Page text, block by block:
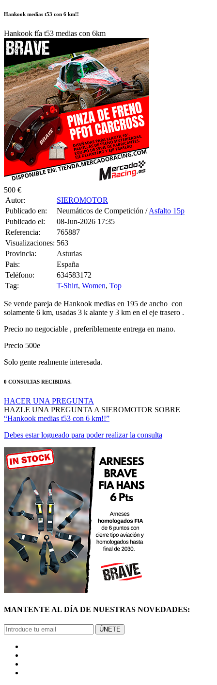
Hankook medias t53 con 6 km!!
Hankook fía t53 medias con 6km
500 €
Autor:
SIEROMOTOR
Publicado en:
Neumáticos de Competición /Asfalto 15p
Publicado el:
08-Jun-2026 17:35
Referencia:
765887
Visualizaciones: 563
Provincia:
Asturias
Pais:
España
Teléfono:
634583172
Tag:
T-Shirt, Women, Top
Se vende pareja de Hankook medias en 195 de ancho con
solamente 6 km, usadas 3 k alante y 3 km en el eje trasero .
Precio no negociable , preferiblemente entrega en mano.
Precio 500e
Solo gente realmente interesada.
0 CONSULTAS RECIBIDAS.
HACER UNA PREGUNTA
HAZLE UNA PREGUNTA A SIEROMOTOR SOBRE
“Hankook medias t53 con 6 km!!”
Debes estar logueado para poder realizar la consulta
MANTENTE AL DÍA DE NUESTRAS NOVEDADES:
ÚNETE